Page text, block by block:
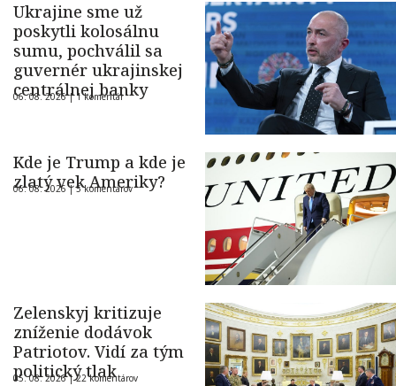
Ukrajine sme už
poskytli kolosálnu
sumu, pochválil sa
guvernér ukrajinskej
centrálnej banky
06. 08. 2026 |1 komentár
Kde je Trump a kde je
zlatý vek Ameriky?
06. 08. 2026 |5 komentárov
Zelenskyj kritizuje
zníženie dodávok
Patriotov. Vidí za tým
politický tlak
05. 08. 2026 |22 komentárov